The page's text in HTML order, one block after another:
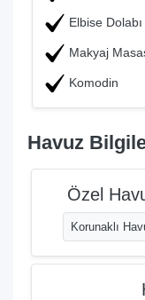
Elbise Dolabı
Makyaj
Komodin
Havuz
Özel
Korunaklı